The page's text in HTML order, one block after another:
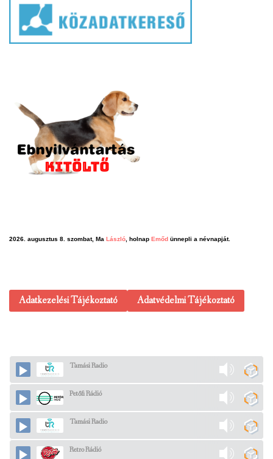
2026. augusztus 8. szombat, Ma László, holnap Emőd ünnepli a névnapját.
Adatkezelési Tájékoztató Adatvédelmi Tájékoztató
Tamási Radio
Petőfi Rádió
Tamási Radio
Retro Rádió